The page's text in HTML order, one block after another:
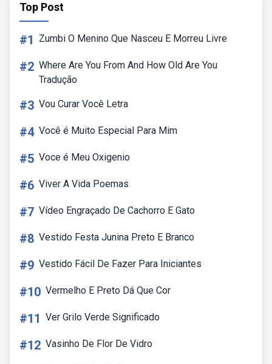
Top Post
#1 Zumbi O Menino Que Nasceu E Morreu Livre
#2 Where Are You From And How Old Are You
Tradução
#3 Vou Curar Você Letra
#4 Você é Muito Especial Para Mim
#5 Voce é Meu Oxigenio
#6 Viver A Vida Poemas
#7 Vídeo Engraçado De Cachorro E Gato
#8 Vestido Festa Junina Preto E Branco
#9 Vestido Fácil De Fazer Para Iniciantes
#10 Vermelho E Preto Dá Que Cor
#11 Ver Grilo Verde Significado
#12 Vasinho De Flor De Vidro